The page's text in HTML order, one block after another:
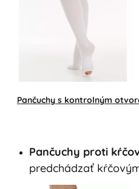
Pančuchy s kontrolným
Pančuchy proti
predchádzať